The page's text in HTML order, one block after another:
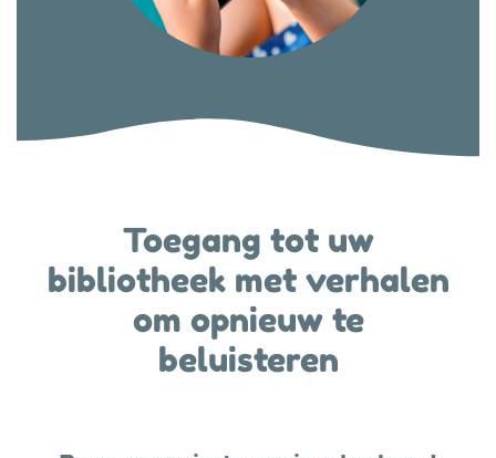
Toegang tot uw
bibliotheek met verhalen
om opnieuw te
beluisteren